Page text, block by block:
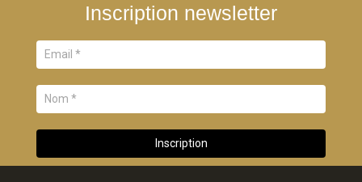
Inscription newsletter